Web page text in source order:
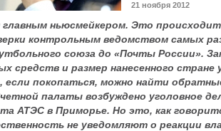
21 ноября 2012
ньюсмейкером. Это
контрольным ведомством самых
союза до «Почты России».
средств и размер нанесенного
если покопаться, можно найти
палаты возбуждено уголовное
АТЭС в Приморье. Но это, как
не уведомляют о реакции